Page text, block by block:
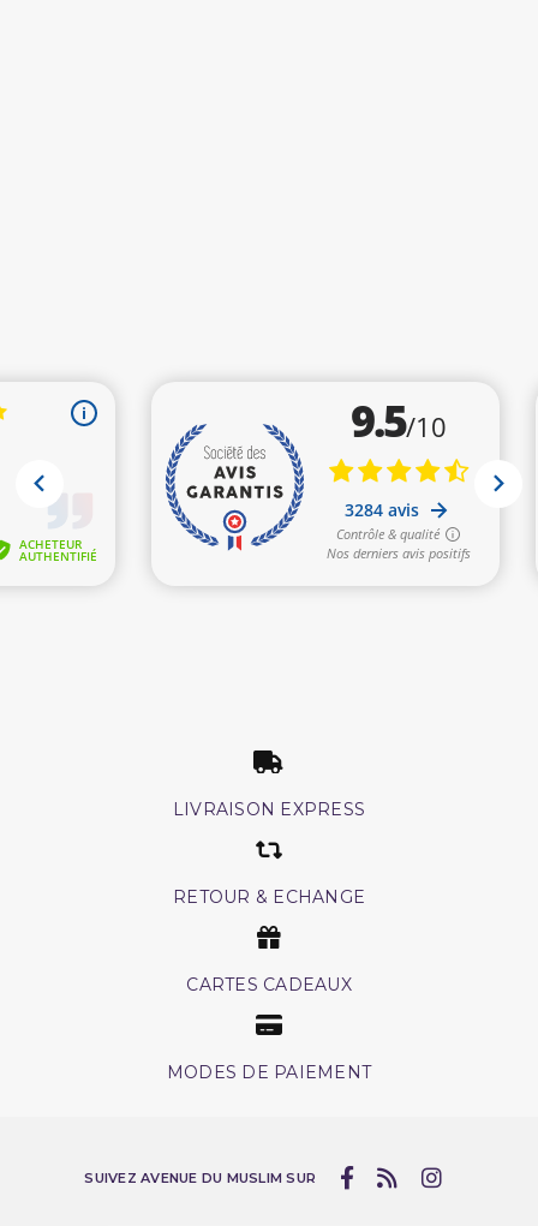
LIVRAISON EXPRESS
RETOUR & ECHANGE
CARTES CADEAUX
MODES DE PAIEMENT
SUIVEZ AVENUE DU MUSLIM SUR